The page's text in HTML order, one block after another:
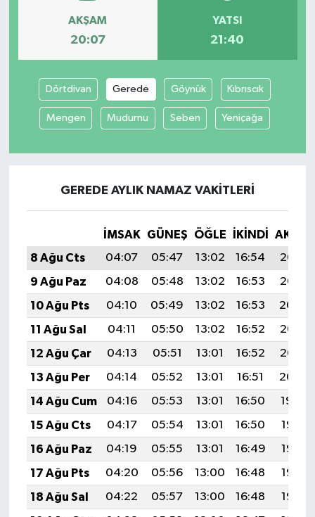
AKŞAM
20:07
YATSI
21:40
Dörtdivan Gerede Göynük Kıbrıscık
Mengen Mudurnu Seben Yeniçağa
GEREDE AYLIK NAMAZ VAKITLERI
İMSAK GÜNEŞ ÖĞLE İKINDI
8 Ağu Cts
04:07 05:47 13:02 16:54
20:07
9 Ağu Paz
04:08 05:48 13:02 16:53
20:06
10 Ağu Pts
04:10 05:49 13:02 16:53
20:04
11 Ağu Sal
04:11 05:50 13:02 16:52
20:03
12 Ağu Çar
04:13 05:51 13:01 16:52
20:02
13 Ağu Per
04:14 05:52 13:01 16:51
20:00
14 Ağu Cum
04:16 05:53 13:01 16:50
19:59
15 Ağu Cts
04:17 05:54 13:01 16:50
19:58
16 Ağu Paz
04:19 05:55 13:01 16:49
19:56
17 Ağu Pts
04:20 05:56 13:00 16:48
19:55
18 Ağu Sal
04:22 05:57 13:00 16:48
19:53